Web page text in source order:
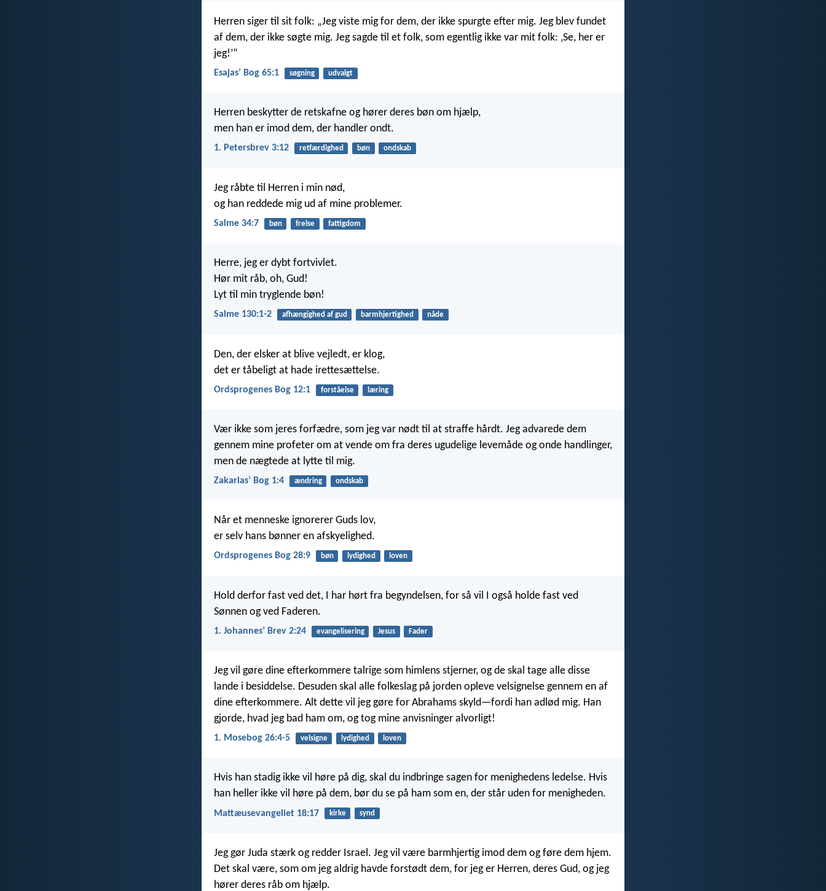
Herren siger til sit folk: „Jeg viste mig for dem, der ikke spurgte efter mig. Jeg blev fundet
af dem, der ikke søgte mig. Jeg sagde til et folk, som egentlig ikke var mit folk: ‚Se, her er
jeg!’”
Esajasʼ Bog 65:1 søgning udvalgt
Herren beskytter de retskafne og hører deres bøn om hjælp,
men han er imod dem, der handler ondt.
1. Petersbrev 3:12 retfærdighed bøn ondskab
Jeg råbte til Herren i min nød,
og han reddede mig ud af mine problemer.
Salme 34:7 bøn frelse fattigdom
Herre, jeg er dybt fortvivlet.
Hør mit råb, oh, Gud!
Lyt til min tryglende bøn!
Salme 130:1-2 afhængighed af gud barmhjertighed nåde
Den, der elsker at blive vejledt, er klog,
det er tåbeligt at hade irettesættelse.
Ordsprogenes Bog 12:1 forståelse læring
Vær ikke som jeres forfædre, som jeg var nødt til at straffe hårdt. Jeg advarede dem
gennem mine profeter om at vende om fra deres ugudelige levemåde og onde handlinger,
men de nægtede at lytte til mig.
Zakariasʼ Bog 1:4 ændring ondskab
Når et menneske ignorerer Guds lov,
er selv hans bønner en afskyelighed.
Ordsprogenes Bog 28:9 bøn lydighed loven
Hold derfor fast ved det, I har hørt fra begyndelsen, for så vil I også holde fast ved
Sønnen og ved Faderen.
1. Johannesʼ Brev 2:24 evangelisering Jesus Fader
Jeg vil gøre dine efterkommere talrige som himlens stjerner, og de skal tage alle disse
lande i besiddelse. Desuden skal alle folkeslag på jorden opleve velsignelse gennem en af
dine efterkommere. Alt dette vil jeg gøre for Abrahams skyld—fordi han adlød mig. Han
gjorde, hvad jeg bad ham om, og tog mine anvisninger alvorligt!
1. Mosebog 26:4-5 velsigne lydighed loven
Hvis han stadig ikke vil høre på dig, skal du indbringe sagen for menighedens ledelse. Hvis
han heller ikke vil høre på dem, bør du se på ham som en, der står uden for menigheden.
Mattæusevangeliet 18:17 kirke synd
Jeg gør Juda stærk og redder Israel. Jeg vil være barmhjertig imod dem og føre dem hjem.
Det skal være, som om jeg aldrig havde forstødt dem, for jeg er Herren, deres Gud, og jeg
hører deres råb om hjælp.